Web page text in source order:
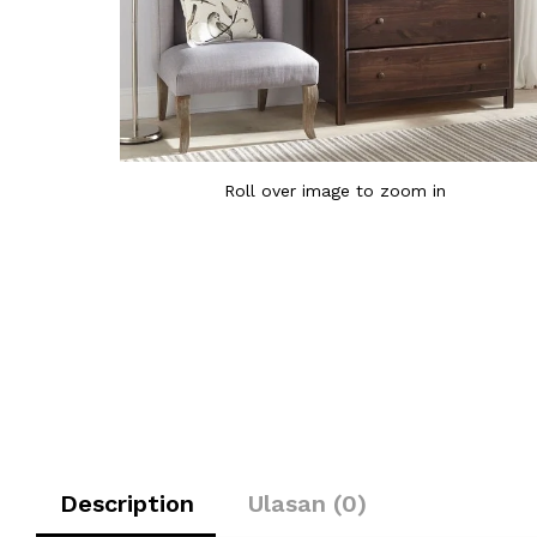
Roll over image to zoom in
Description Ulasan (0)